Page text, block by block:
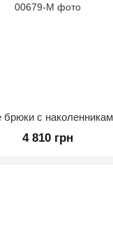
4 810 грн